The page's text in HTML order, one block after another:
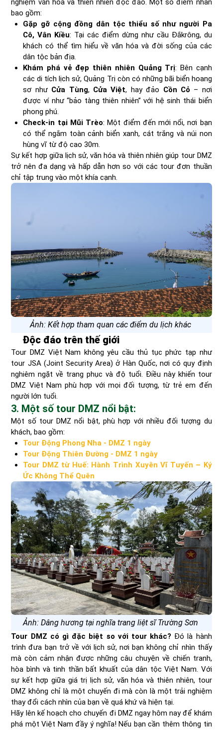
nghiệm văn hóa và thiên nhiên độc đáo. Một số điểm nhấn
bao gồm:
Gặp gỡ cộng đồng dân tộc thiểu số như người Pa
Cô, Vân Kiều: Tại các điểm dừng như cầu Đắkrông, du
khách có thể tìm hiểu về văn hóa và đời sống của các
dân tộc bản địa.
Khám phá vẻ đẹp thiên nhiên Quảng Trị: Bên cạnh
các di tích lịch sử, Quảng Trị còn có những bãi biển hoang
sơ như Cửa Tùng, Cửa Việt, hay đảo Cồn Cỏ – nơi
được ví như “bảo tàng thiên nhiên” với hệ sinh thái biển
phong phú.
Check-in tại Mũi Trèo: Một điểm đến mới nổi, nơi bạn
có thể ngắm toàn cảnh biển xanh, cát trắng và núi non
hùng vĩ từ độ cao 30m.
Sự kết hợp giữa lịch sử, văn hóa và thiên nhiên giúp tour DMZ
trở nên đa dạng và hấp dẫn hơn so với các tour đơn thuần
chỉ tập trung vào một khía cạnh.
Ảnh: Kết hợp tham quan các điểm du lịch khác
Độc đáo trên thế giới
Tour DMZ Việt Nam không yêu cầu thủ tục phức tạp như
tour JSA (Joint Security Area) ở Hàn Quốc, nơi có quy định
nghiêm ngặt về trang phục và độ tuổi. Điều này khiến tour
DMZ Việt Nam phù hợp với mọi đối tượng, từ trẻ em đến
người lớn tuổi.
3. Một số tour DMZ nổi bật:
Một số tour DMZ nổi bật, phù hợp với nhiều đối tượng du
khách, bao gồm:
Tour Động Phong Nha - DMZ 1 ngày
Tour Động Thiên Đường - DMZ 1 ngày
Tour DMZ từ Huế: Hành Trình Xuyên Vĩ Tuyến – Ký
Ức Không Thể Quên
Ảnh: Dâng hương tại nghĩa trang liệt sĩ Trường Sơn
Tour DMZ có gì đặc biệt so với tour khác? Đó là hành
trình đưa bạn trở về với lịch sử, nơi bạn không chỉ nhìn thấy
mà còn cảm nhận được những câu chuyện về chiến tranh,
hòa bình và tinh thần bất khuất của dân tộc Việt Nam. Với
sự kết hợp giữa giá trị lịch sử, văn hóa và thiên nhiên, tour
DMZ không chỉ là một chuyến đi mà còn là một trải nghiệm
thay đổi cách nhìn của bạn về quá khứ và hiện tại.
Hãy lên kế hoạch cho chuyến đi DMZ ngay hôm nay để khám
phá một Việt Nam đầy ý nghĩa! Nếu bạn cần thêm thông tin